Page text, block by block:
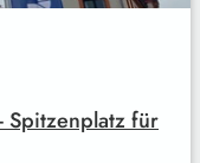
Spitzenplatz für